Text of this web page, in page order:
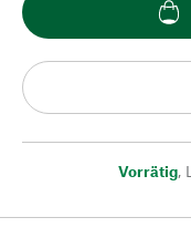
Vorrätig,